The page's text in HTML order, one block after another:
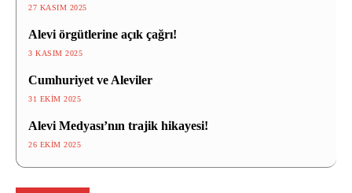
27 KASIM 2025
Alevi örgütlerine açık çağrı!
3 KASIM 2025
Cumhuriyet ve Aleviler
31 EKIM 2025
Alevi Medyası’nın trajik hikayesi!
26 EKIM 2025